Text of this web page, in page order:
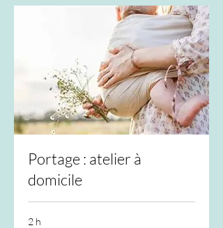
Portage : atelier à
domicile
2 h